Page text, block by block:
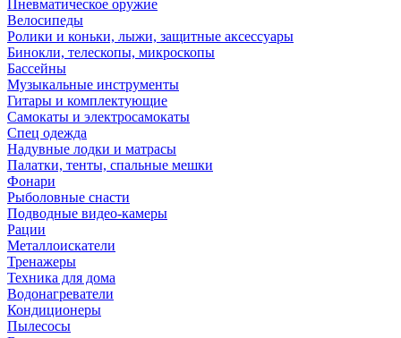
Пневматическое оружие
Велосипеды
Ролики и коньки, лыжи, защитные аксессуары
Бинокли, телескопы, микроскопы
Бассейны
Музыкальные инструменты
Гитары и комплектующие
Самокаты и электросамокаты
Спец одежда
Надувные лодки и матрасы
Палатки, тенты, спальные мешки
Фонари
Рыболовные снасти
Подводные видео-камеры
Рации
Металлоискатели
Тренажеры
Техника для дома
Водонагреватели
Кондиционеры
Пылесосы